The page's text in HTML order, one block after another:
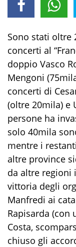
Sono stati oltre
concerti al
doppio Vasco
Mengoni
concerti di
(oltre 20mila) e
persone ha
solo 40mila
mentre i
altre province
da altre regioni
vittoria degli
Manfredi ai
Rapisarda (con
Costa,
chiuso gli